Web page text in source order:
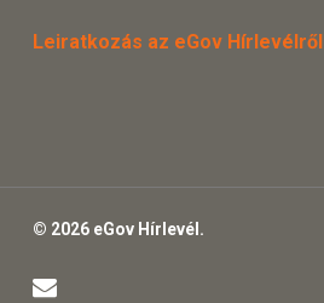
Leiratkozás az eGov Hírlevélről
© 2026 eGov Hírlevél.
email